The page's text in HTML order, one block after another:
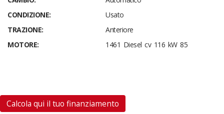
CONDIZIONE:
Usato
TRAZIONE:
Anteriore
MOTORE:
1461 Diesel cv 116 kW 85
Calcola qui il tuo finanziamento